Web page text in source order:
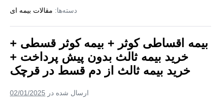
+
کوثر
+
خرید
بیمه
ثالث
بدون
پرداخت
+
دسته‌ها: مقالات بیمه ای
بیمه اقساطی کوثر + بیمه کوثر قسطی +
خرید بیمه ثالث بدون پیش پرداخت +
خرید بیمه ثالث از دم قسط در قرچک
ارسال شده در 02/01/2025